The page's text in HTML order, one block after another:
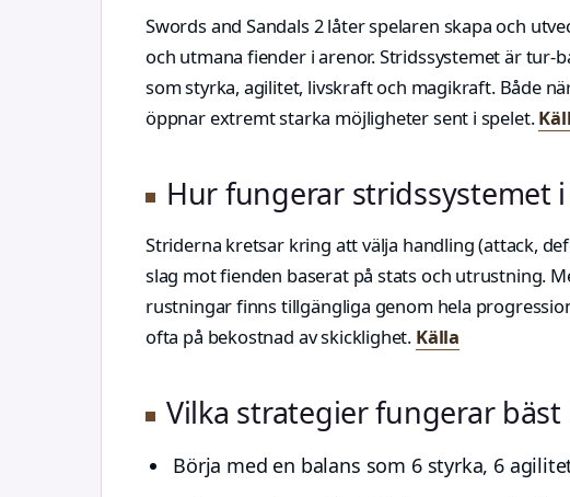
Swords and Sandals 2 låter spelaren skapa och
och utmana fiender i arenor. Stridssystemet är
som styrka, agilitet, livskraft och magikraft. Både
öppnar extremt starka möjligheter sent i spelet.
Hur fungerar stridssystemet
Striderna kretsar kring att välja handling (attack,
slag mot fienden baserat på stats och utrustning.
rustningar finns tillgängliga genom hela
ofta på bekostnad av skicklighet. Källa
Vilka strategier fungerar bäst
Börja med en balans som 6 styrka, 6